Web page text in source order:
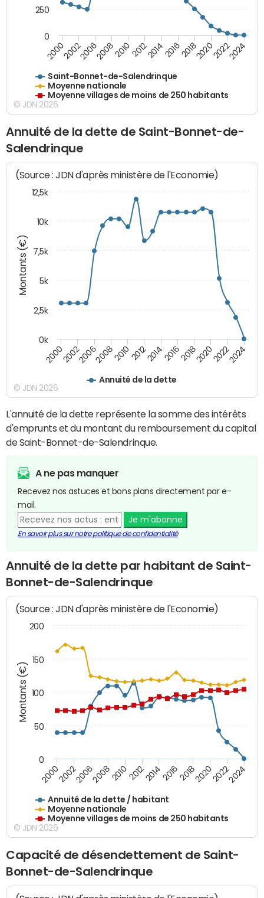
Saint-Bonnet-de-Salendrinque
Moyenne nationale
Moyenne villages de moins de 250 habitants
200020022006200820102012201420162018202020222024
0
250
© JDN 2026
Annuité de la dette de Saint-Bonnet-de-
Salendrinque
Montants (€)
(Source : JDN d'après ministère de l'Economie)
Annuité de la dette
200020022006200820102012201420162018202020222024
0k
2,5k
5k
7,5k
10k
12,5k
© JDN 2026
L'annuité de la dette représente la somme des intérêts
d'emprunts et du montant du remboursement du capital
de Saint-Bonnet-de-Salendrinque.
A ne pas manquer
Recevez nos astuces et bons plans directement par e-
mail.
Je m'abonne
En savoir plus sur notre politique de confidentialité
Annuité de la dette par habitant de Saint-
Bonnet-de-Salendrinque
Montants (€)
(Source : JDN d'après ministère de l'Economie)
Annuité de la dette / habitant
Moyenne nationale
Moyenne villages de moins de 250 habitants
200020022006200820102012201420162018202020222024
0
50
100
150
200
© JDN 2026
Capacité de désendettement de Saint-
Bonnet-de-Salendrinque